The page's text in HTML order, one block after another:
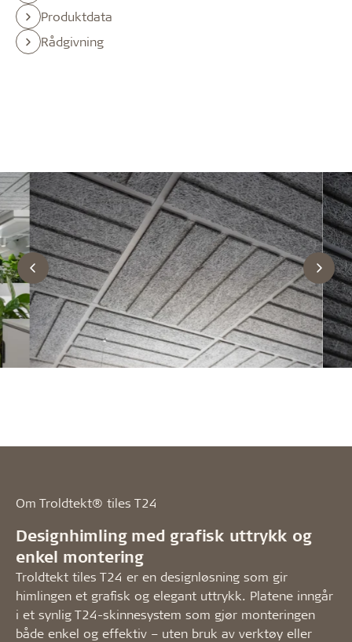
Produktdata
Rådgivning
Om Troldtekt® tiles T24
Designhimling med grafisk uttrykk og
enkel montering
Troldtekt tiles T24 er en designløsning som gir
himlingen et grafisk og elegant uttrykk. Platene inngår
i et synlig T24-skinnesystem som gjør monteringen
både enkel og effektiv – uten bruk av verktøy eller